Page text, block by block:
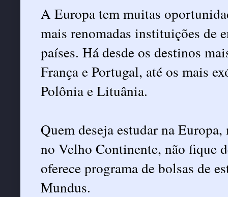
A Europa tem muitas
mais renomadas instituições de
países. Há desde os destinos
França e Portugal, até os mais
Polônia e Lituânia.
Quem deseja estudar na
no Velho Continente, não fique
oferece programa de bolsas de
Mundus.